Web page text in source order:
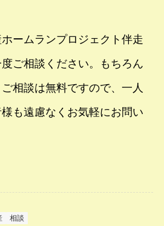
ームランプロジェクト伴走
ご相談ください。もちろん
相談は無料ですので、一人
も遠慮なくお気軽にお問い
相談